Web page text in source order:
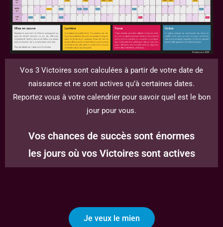
Vos 3 Victoires sont calculées à partir de votre date de
naissance et ne sont actives qu’à certaines dates.
Reportez vous à votre calendrier pour savoir quel est le bon
jour pour vous.
Vos chances de succès sont énormes
les jours où vos Victoires sont actives
Je veux le mien